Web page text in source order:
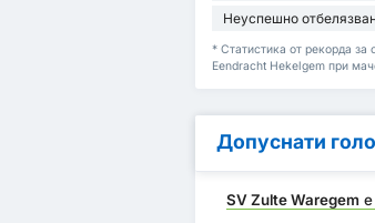
Неуспешно
* Статистика от рекорда за
Eendracht Hekelgem при
Допуснати
SV Zulte Waregem е